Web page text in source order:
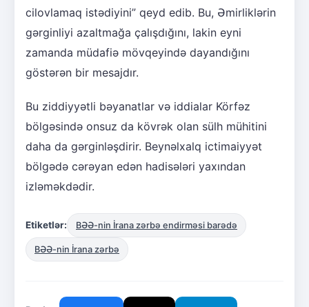
cilovlamaq istədiyini” qeyd edib. Bu, Əmirliklərin
gərginliyi azaltmağa çalışdığını, lakin eyni
zamanda müdafiə mövqeyində dayandığını
göstərən bir mesajdır.
Bu ziddiyyətli bəyanatlar və iddialar Körfəz
bölgəsində onsuz da kövrək olan sülh mühitini
daha da gərginləşdirir. Beynəlxalq ictimaiyyət
bölgədə cərəyan edən hadisələri yaxından
izləməkdədir.
Etiketlər: BƏƏ-nin İrana zərbə endirməsi barədə
BƏƏ-nin İrana zərbə